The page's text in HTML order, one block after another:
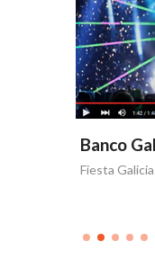
Banco
Fiesta